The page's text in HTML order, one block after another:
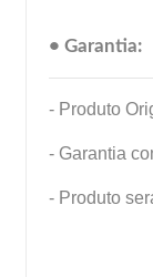
• Garantia:
- Produto
- Garantia
- Produto